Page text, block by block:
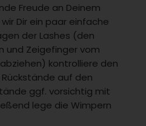
Freude an Deinem
Dir ein paar einfache
der Lashes (den
und Zeigefinger vom
kontrolliere den
auf den
ggf. vorsichtig mit
lege die Wimpern